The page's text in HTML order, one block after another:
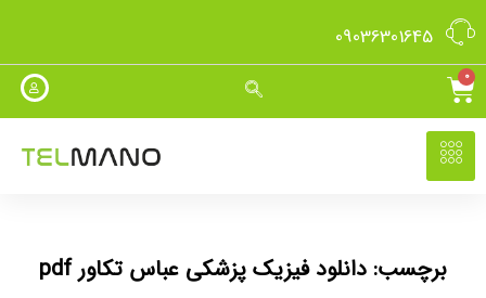
09036301645
0
برچسب: دانلود فیزیک پزشکی عباس تکاور pdf